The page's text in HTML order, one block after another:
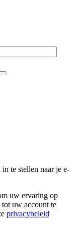
te stellen naar je e-
uw ervaring op
tot uw account te
privacybeleid